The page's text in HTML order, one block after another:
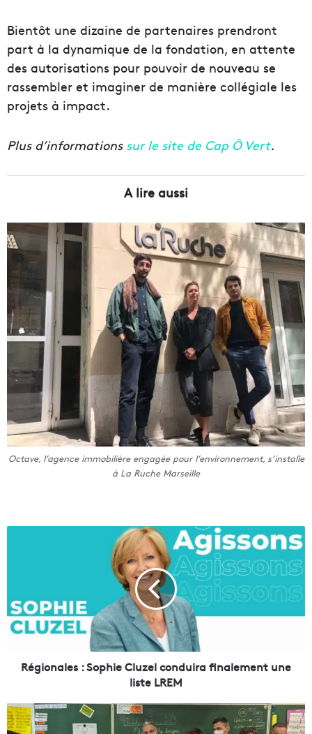
Bientôt une dizaine de partenaires prendront
part à la dynamique de la fondation, en attente
des autorisations pour pouvoir de nouveau se
rassembler et imaginer de manière collégiale les
projets à impact.
Plus d’informations sur le site de Cap Ô Vert.
A lire aussi
Octave, l’agence immobilière engagée pour l’environnement, s’installe
à La Ruche Marseille
n
a
o
p
Régionales : Sophie Cluzel conduira finalement une
liste LREM
R
é